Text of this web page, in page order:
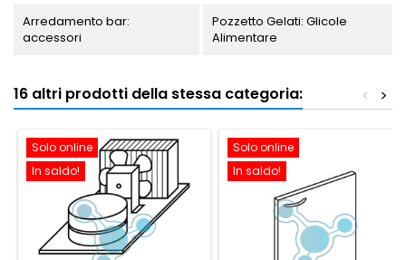
Arredamento bar:
accessori
Pozzetto Gelati: Glicole
Alimentare
16 altri prodotti della stessa categoria: >
<
Solo online
In saldo!
Solo online
In saldo!